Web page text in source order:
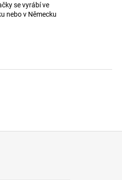
se vyrábí ve
nebo v Německu